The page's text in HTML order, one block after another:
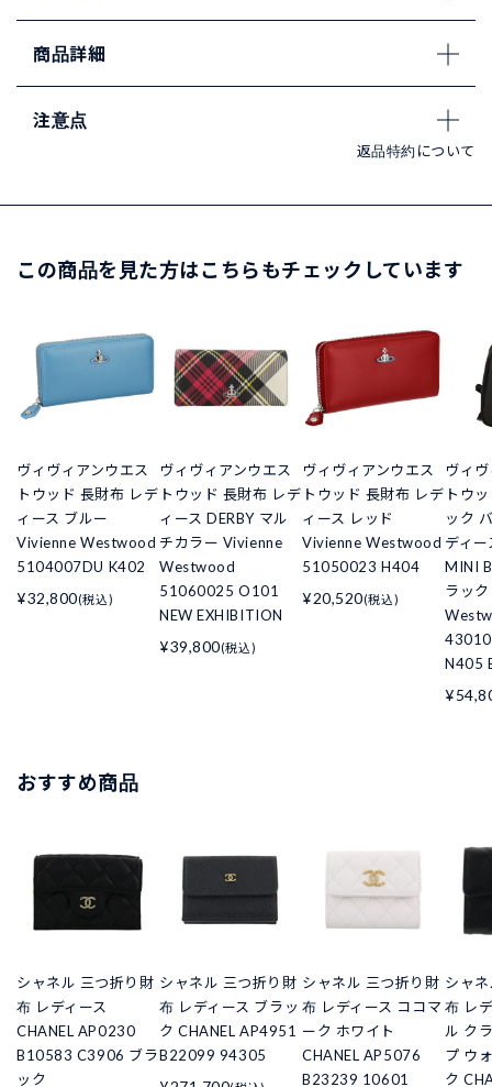
商品詳細
注意点
返品特約について
この商品を見た方はこちらもチェックしています
ヴィヴィアンウエス
トウッド 長財布 レデ
ィース ブルー
Vivienne Westwood
5104007DU K402
¥32,800(税込)
ヴィヴィアンウエス
トウッド 長財布 レデ
ィース DERBY マル
チカラー Vivienne
Westwood
51060025 O101
NEW EXHIBITION
¥39,800(税込)
ヴィヴィアンウエス
トウッド 長財布 レデ
ィース レッド
Vivienne Westwood
51050023 H404
¥20,520(税込)
ヴィ
トウ
ック
ディ
MINI
ラッ
N405
おすすめ商品
シャネル 三つ折り財
布 レディース
CHANEL AP0230
B10583 C3906 ブラ
ック
シャネル 三つ折り財
布 レディース ブラッ
ク CHANEL AP4951
B22099 94305
シャネル 三つ折り財
布 レディース ココマ
ーク ホワイト
CHANEL AP5076
B23239 10601
シャ
布 レ
ル ク
プ ウ
ク